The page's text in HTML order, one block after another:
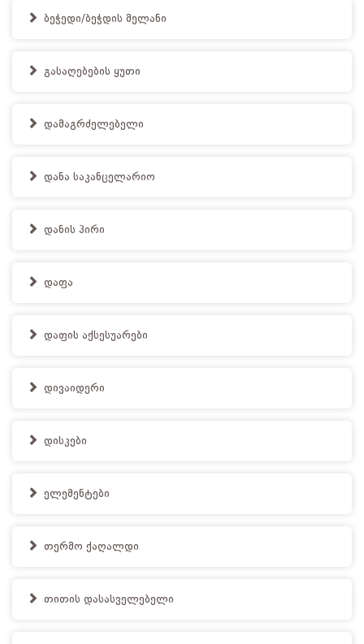
ბეჭედი/ბეჭდის მელანი
გასაღებების ყუთი
დამაგრძელებელი
დანა საკანცელარიო
დანის პირი
დაფა
დაფის აქსესუარები
დივაიდერი
დისკები
ელემენტები
თერმო ქაღალდი
თითის დასასველებელი